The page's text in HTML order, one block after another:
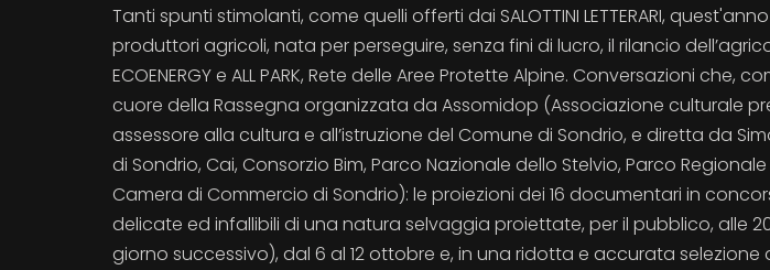
Tanti spunti stimolanti, come quelli offerti dai SALOTTINI LETTERARI,
produttori agricoli, nata per perseguire, senza fini di lucro, il rilancio
ECOENERGY e ALL PARK, Rete delle Aree Protette Alpine. Conversazioni
cuore della Rassegna organizzata da Assomidop (Associazione culturale
assessore alla cultura e all’istruzione del Comune di Sondrio, e diretta da
di Sondrio, Cai, Consorzio Bim, Parco Nazionale dello Stelvio, Parco
Camera di Commercio di Sondrio): le proiezioni dei 16 documentari in
delicate ed infallibili di una natura selvaggia proiettate, per il pubblico, alle
giorno successivo), dal 6 al 12 ottobre e, in una ridotta e accurata selezione